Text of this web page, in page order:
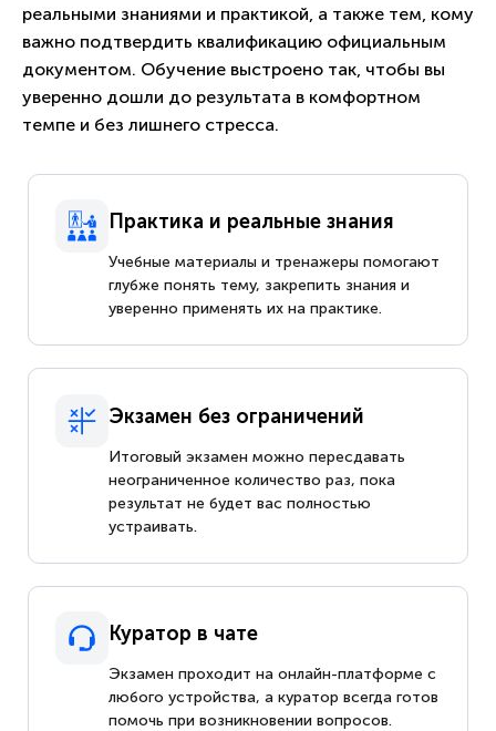
реальными знаниями и практикой, а также тем, кому
важно подтвердить квалификацию официальным
документом. Обучение выстроено так, чтобы вы
уверенно дошли до результата в комфортном
темпе и без лишнего стресса.
Практика и реальные знания
Учебные материалы и тренажеры помогают
глубже понять тему, закрепить знания и
уверенно применять их на практике.
Экзамен без ограничений
Итоговый экзамен можно пересдавать
неограниченное количество раз, пока
результат не будет вас полностью
устраивать.
Куратор в чате
Экзамен проходит на онлайн-платформе с
любого устройства, а куратор всегда готов
помочь при возникновении вопросов.